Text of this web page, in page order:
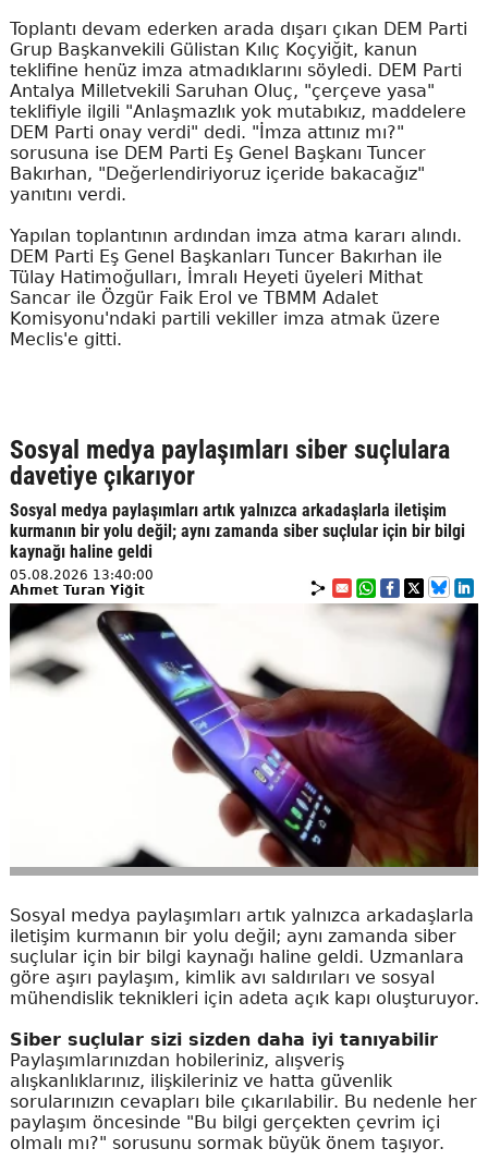
Toplantı devam ederken arada dışarı çıkan DEM Parti
Grup Başkanvekili Gülistan Kılıç Koçyiğit, kanun
teklifine henüz imza atmadıklarını söyledi. DEM Parti
Antalya Milletvekili Saruhan Oluç, "çerçeve yasa"
teklifiyle ilgili "Anlaşmazlık yok mutabıkız, maddelere
DEM Parti onay verdi" dedi. "İmza attınız mı?"
sorusuna ise DEM Parti Eş Genel Başkanı Tuncer
Bakırhan, "Değerlendiriyoruz içeride bakacağız"
yanıtını verdi.
Yapılan toplantının ardından imza atma kararı alındı.
DEM Parti Eş Genel Başkanları Tuncer Bakırhan ile
Tülay Hatimoğulları, İmralı Heyeti üyeleri Mithat
Sancar ile Özgür Faik Erol ve TBMM Adalet
Komisyonu'ndaki partili vekiller imza atmak üzere
Meclis'e gitti.
Sosyal medya paylaşımları siber suçlulara
davetiye çıkarıyor
Sosyal medya paylaşımları artık yalnızca arkadaşlarla iletişim
kurmanın bir yolu değil; aynı zamanda siber suçlular için bir bilgi
kaynağı haline geldi
05.08.2026 13:40:00
Ahmet Turan Yiğit
Sosyal medya paylaşımları artık yalnızca arkadaşlarla
iletişim kurmanın bir yolu değil; aynı zamanda siber
suçlular için bir bilgi kaynağı haline geldi. Uzmanlara
göre aşırı paylaşım, kimlik avı saldırıları ve sosyal
mühendislik teknikleri için adeta açık kapı oluşturuyor.
Siber suçlular sizi sizden daha iyi tanıyabilir
Paylaşımlarınızdan hobileriniz, alışveriş
alışkanlıklarınız, ilişkileriniz ve hatta güvenlik
sorularınızın cevapları bile çıkarılabilir. Bu nedenle her
paylaşım öncesinde "Bu bilgi gerçekten çevrim içi
olmalı mı?" sorusunu sormak büyük önem taşıyor.